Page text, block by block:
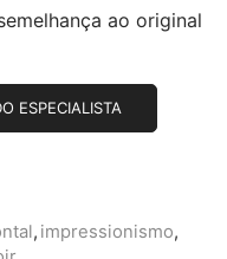
ao original
ESPECIALISTA
, impressionismo,